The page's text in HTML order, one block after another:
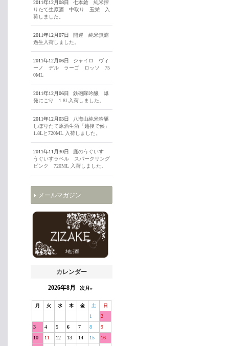
2011年12月08日
七本鎗 純米搾
りたて生原酒 中取り 玉栄 入
荷しました。
2011年12月07日
開運 純米無濾
過生入荷しました。
2011年12月06日
ジャイロ ヴィ
ーノ デル ラーゴ ロッソ 75
0ML
2011年12月06日
鉄砲隊吟醸 爆
発にごり 1.8L入荷しました。
2011年12月03日
八海山純米吟醸
しぼりたて原酒生酒「越後で候」
1.8Lと720ML 入荷しました。
2011年11月30日
庭のうぐいす
うぐいすラベル スパークリング
ピンク 720ML 入荷しました。
メールマガジン
カレンダー
2026年8月 次月»
月 火 水 木 金 土 日
1
2
3
4 5 6 7 8
9
10
11 12 13 14 15
16